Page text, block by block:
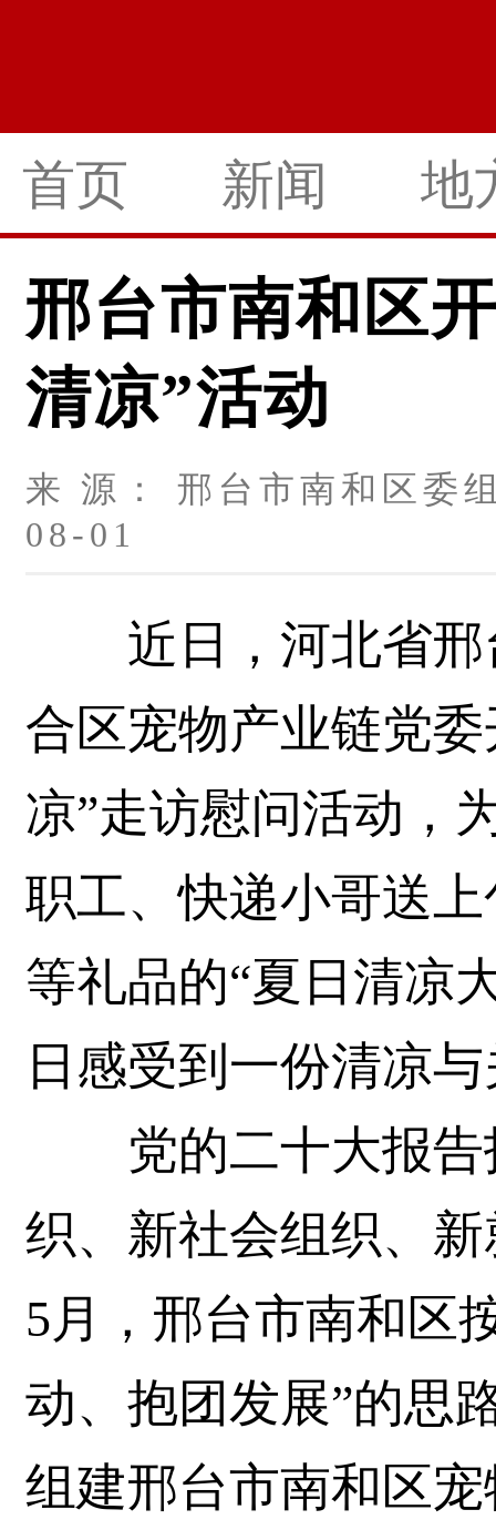
首页 新闻 地
邢台市南和区
清凉”活动
来 源： 邢台市南和区
08-01
近日，河北省邢
合区宠物产业链党
凉”走访慰问活动，
职工、快递小哥送
等礼品的“夏日清凉
日感受到一份清凉
党的二十大报告
织、新社会组织、
5月，邢台市南和区
动、抱团发展”的思
组建邢台市南和区